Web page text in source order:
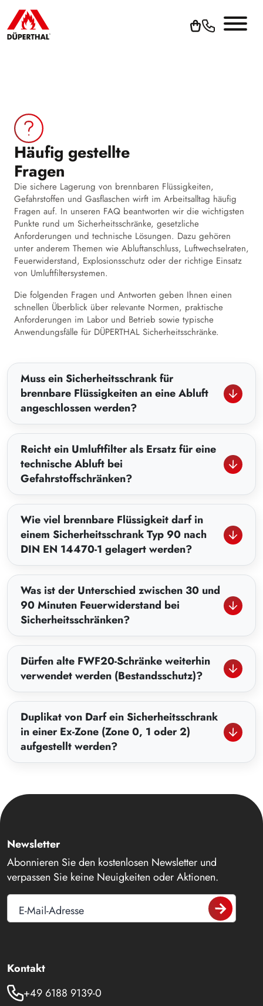
Häufig gestellte
Fragen
Die sichere Lagerung von brennbaren Flüssigkeiten,
Gefahrstoffen und Gasflaschen wirft im Arbeitsalltag häufig
Fragen auf. In unseren FAQ beantworten wir die wichtigsten
Punkte rund um Sicherheitsschränke, gesetzliche
Anforderungen und technische Lösungen. Dazu gehören
unter anderem Themen wie Abluftanschluss, Luftwechselraten,
Feuerwiderstand, Explosionsschutz oder der richtige Einsatz
von Umluftfiltersystemen.
Die folgenden Fragen und Antworten geben Ihnen einen
schnellen Überblick über relevante Normen, praktische
Anforderungen im Labor und Betrieb sowie typische
Anwendungsfälle für DÜPERTHAL Sicherheitsschränke.
Muss ein Sicherheitsschrank für
brennbare Flüssigkeiten an eine Abluft
angeschlossen werden?
Reicht ein Umluftfilter als Ersatz für eine
technische Abluft bei
Gefahrstoffschränken?
Wie viel brennbare Flüssigkeit darf in
einem Sicherheitsschrank Typ 90 nach
DIN EN 14470-1 gelagert werden?
Was ist der Unterschied zwischen 30 und
90 Minuten Feuerwiderstand bei
Sicherheitsschränken?
Dürfen alte FWF20-Schränke weiterhin
verwendet werden (Bestandsschutz)?
Duplikat von Darf ein Sicherheitsschrank
in einer Ex-Zone (Zone 0, 1 oder 2)
aufgestellt werden?
Newsletter
Abonnieren Sie den kostenlosen Newsletter und
verpassen Sie keine Neuigkeiten oder Aktionen.
E-Mail-Adresse
Kontakt
+49 6188 9139-0